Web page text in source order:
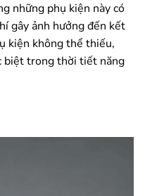
những phụ kiện này có
gây ảnh hưởng đến kết
kiện không thể thiếu,
biệt trong thời tiết năng